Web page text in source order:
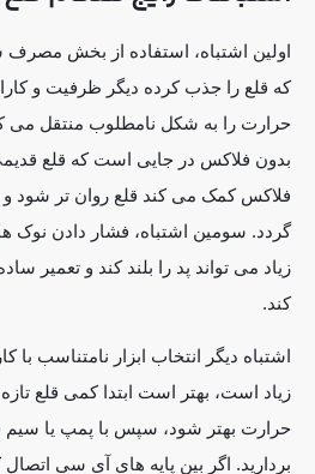
اولین اشتباه، استفاده از بخش
که قلع را جذب کرده دیگر ظرفیت و
حرارت را به شکل نامطلوب منتقل می
بدون فلاکس در جایی است که قلع
فلاکس کمک می کند قلع روان تر شود
گردد. سومین اشتباه، فشار دادن نوک
زیاد می تواند پد را بلند کند و تعمیر
کند.
اشتباه دیگر انتخاب ابزار نامتناسب
زیاد است، بهتر است ابتدا کمی قلع تازه
حرارت بهتر شود، سپس با پمپ یا سیم
بردارید. اگر بین پایه های آی سی